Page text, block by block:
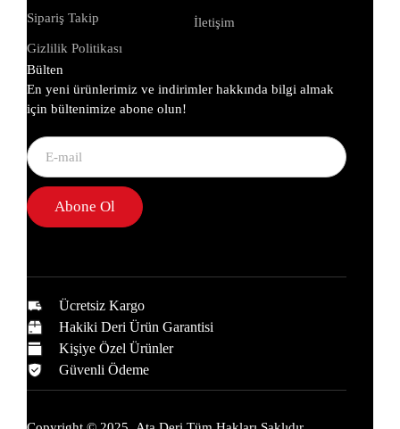
Sipariş Takip
Gizlilik Politikası
İletişim
Bülten
En yeni ürünlerimiz ve indirimler hakkında bilgi almak
için bültenimize abone olun!
Abone Ol
Ücretsiz Kargo
Hakiki Deri Ürün Garantisi
Kişiye Özel Ürünler
Güvenli Ödeme